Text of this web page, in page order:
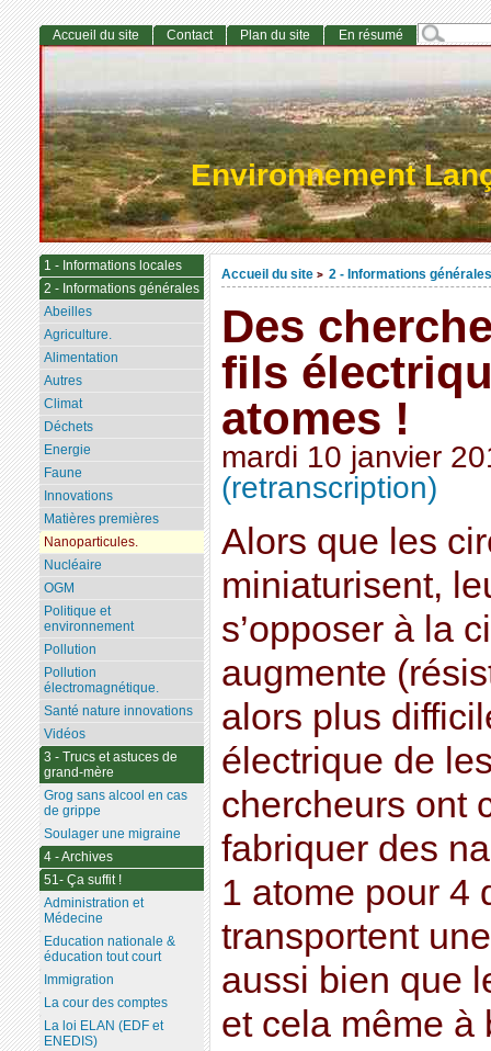
Environnement
Accueil du site > 2 - Informations générales
Des
fils
atomes !
mardi 10 janvier
(retranscription)
Alors que les
miniaturisent,
s’opposer à la
augmente
alors plus
électrique de
chercheurs ont
fabriquer des
1 atome pour 4
transportent
aussi bien que
et cela même à
Accueil du site Contact Plan du site En résumé
1 - Informations locales
2 - Informations générales
Abeilles
Agriculture.
Alimentation
Autres
Climat
Déchets
Energie
Faune
Innovations
Matières premières
Nanoparticules.
Nucléaire
OGM
Politique et
environnement
Pollution
Pollution
électromagnétique.
Santé nature innovations
Vidéos
3 - Trucs et astuces de
grand-mère
Grog sans alcool en cas
de grippe
Soulager une migraine
4 - Archives
51- Ça suffit !
Administration et
Médecine
Education nationale &
éducation tout court
Immigration
La cour des comptes
La loi ELAN (EDF et
ENEDIS)